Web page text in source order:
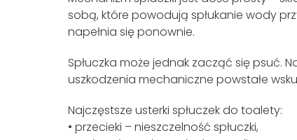
sobą, które powodują spłukanie wody
napełnia się ponownie.
Spłuczka może jednak zacząć się psuć.
uszkodzenia mechaniczne powstałe
Najczęstsze usterki spłuczek do toalety:
• przecieki – nieszczelność spłuczki,